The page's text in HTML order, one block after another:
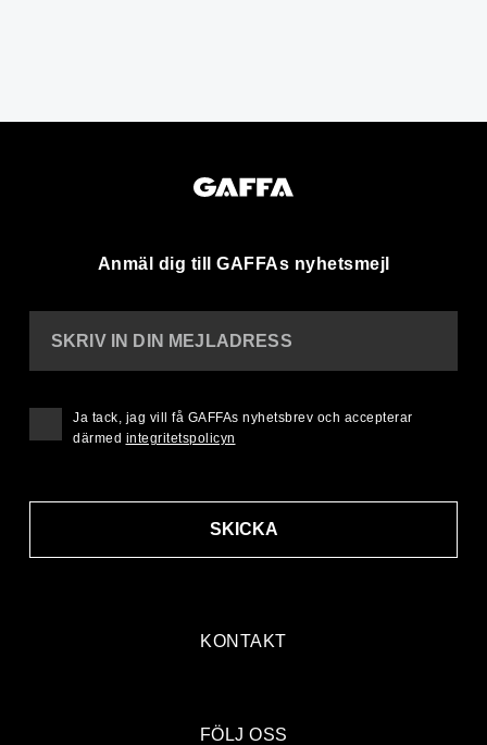
Anmäl dig till GAFFAs nyhetsmejl
KONTAKT
SKRIV IN DIN MEJLADRESS
SKICKA
Ja tack, jag vill få GAFFAs nyhetsbrev och accepterar
därmed integritetspolicyn
FÖLJ OSS